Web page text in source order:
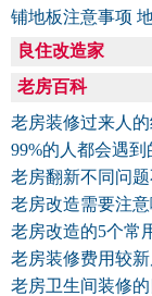
铺地板注意事项
良住改造家
老房百科
老房装修过来人
99%的人都会遇
老房翻新不同问
老房改造需要注
老房改造的5个常
老房装修费用较
老房卫生间装修